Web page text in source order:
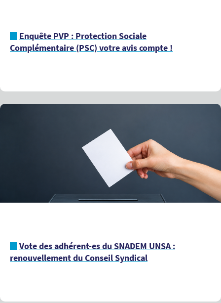
Enquête PVP : Protection Sociale
Complémentaire (PSC) votre avis compte !
Vote des adhérent-es du SNADEM UNSA :
renouvellement du Conseil Syndical